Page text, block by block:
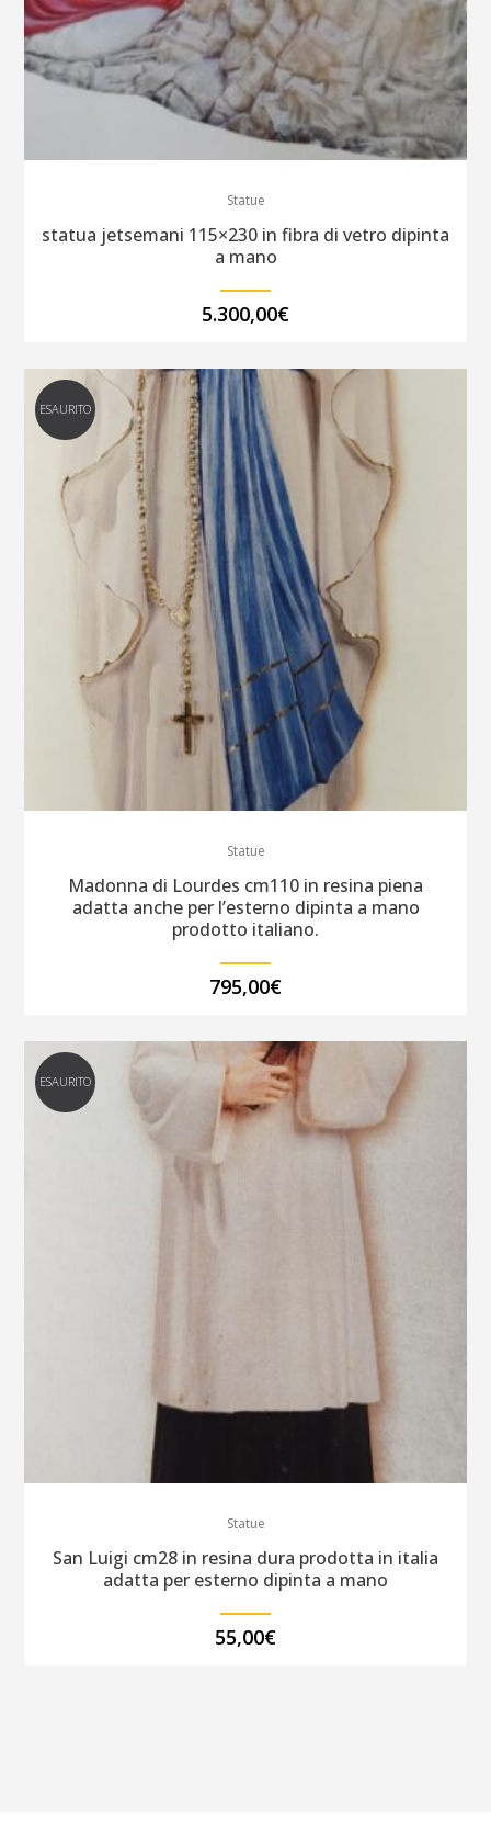
Statue
statua jetsemani 115×230 in fibra di vetro dipinta
a mano
5.300,00€
ESAURITO
Statue
Madonna di Lourdes cm110 in resina piena
adatta anche per l’esterno dipinta a mano
prodotto italiano.
795,00€
ESAURITO
Statue
San Luigi cm28 in resina dura prodotta in italia
adatta per esterno dipinta a mano
55,00€